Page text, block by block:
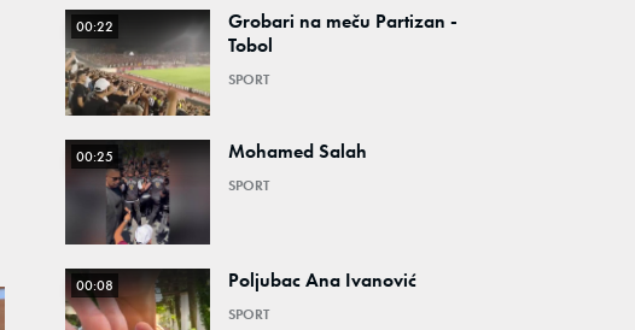
00:22
Grobari na meču Partizan -
Tobol
SPORT
00:25 Mohamed Salah
SPORT
00:08 Poljubac Ana Ivanović
SPORT